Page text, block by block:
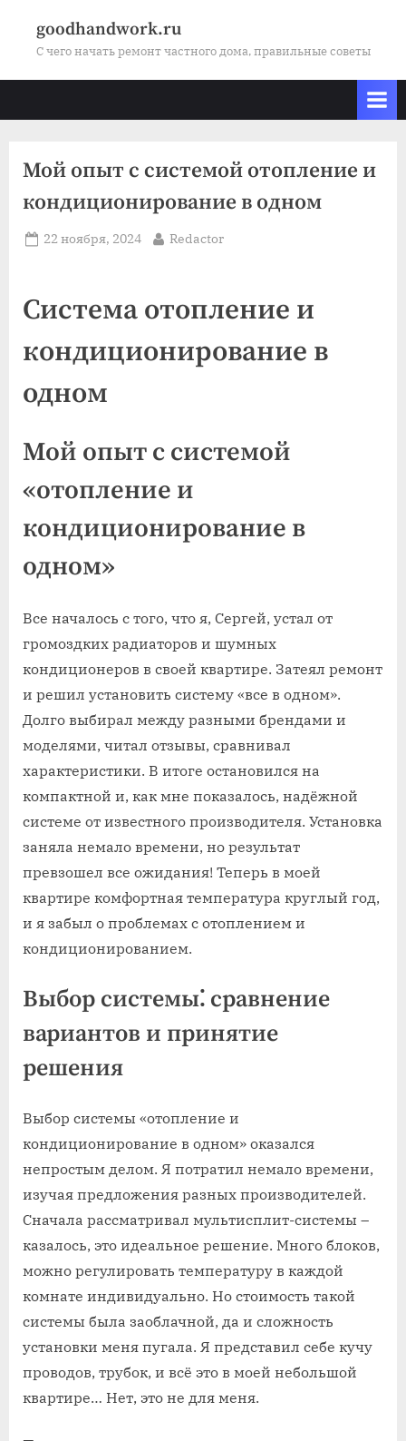
goodhandwork.ru
С чего начать ремонт частного дома, правильные советы
Мой опыт с системой отопление и
кондиционирование в одном
Posted
22 ноября, 2024 By
Redactor
Система отопление и
кондиционирование в
одном
Мой опыт с системой
«отопление и
кондиционирование в
одном»
Все началось с того, что я, Сергей, устал от
громоздких радиаторов и шумных
кондиционеров в своей квартире. Затеял ремонт
и решил установить систему «все в одном».
Долго выбирал между разными брендами и
моделями, читал отзывы, сравнивал
характеристики. В итоге остановился на
компактной и, как мне показалось, надёжной
системе от известного производителя. Установка
заняла немало времени, но результат
превзошел все ожидания! Теперь в моей
квартире комфортная температура круглый год,
и я забыл о проблемах с отоплением и
кондиционированием.
Выбор системы⁚ сравнение
вариантов и принятие
решения
Выбор системы «отопление и
кондиционирование в одном» оказался
непростым делом. Я потратил немало времени,
изучая предложения разных производителей.
Сначала рассматривал мультисплит-системы –
казалось, это идеальное решение. Много блоков,
можно регулировать температуру в каждой
комнате индивидуально. Но стоимость такой
системы была заоблачной, да и сложность
установки меня пугала. Я представил себе кучу
проводов, трубок, и всё это в моей небольшой
квартире… Нет, это не для меня.